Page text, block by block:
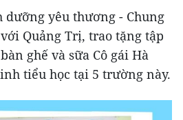
dưỡng yêu thương - Chung
Quảng Trị, trao tặng tập
ghế và sữa Cô gái Hà
tiểu học tại 5 trường này.